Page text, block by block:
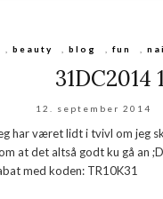
, beauty , blog , fun ,
31DC2014
12. september 2014
har været lidt i tvivl om jeg
at det altså godt ku gå an
med koden: TR10K31